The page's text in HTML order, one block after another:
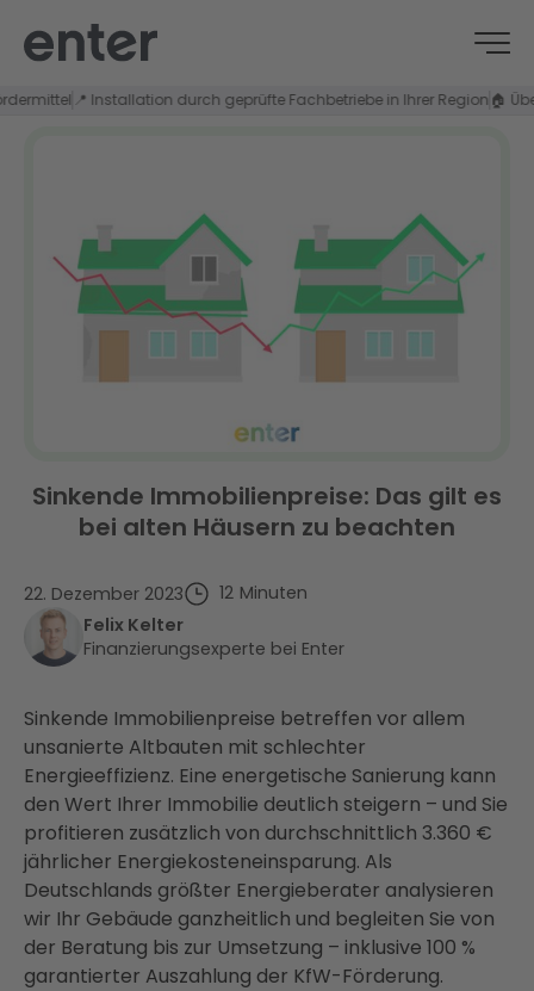
📍 Installation durch geprüfte Fachbetriebe in Ihrer Region 🏠 Über
Sinkende Immobilienpreise: Das gilt es
bei alten Häusern zu beachten
22. Dezember 2023 12 Minuten
Felix Kelter
Finanzierungsexperte bei Enter
Sinkende Immobilienpreise betreffen vor allem
unsanierte Altbauten mit schlechter
Energieeffizienz. Eine energetische Sanierung kann
den Wert Ihrer Immobilie deutlich steigern – und Sie
profitieren zusätzlich von durchschnittlich 3.360 €
jährlicher Energiekosteneinsparung. Als
Deutschlands größter Energieberater analysieren
wir Ihr Gebäude ganzheitlich und begleiten Sie von
der Beratung bis zur Umsetzung – inklusive 100 %
garantierter Auszahlung der KfW-Förderung.